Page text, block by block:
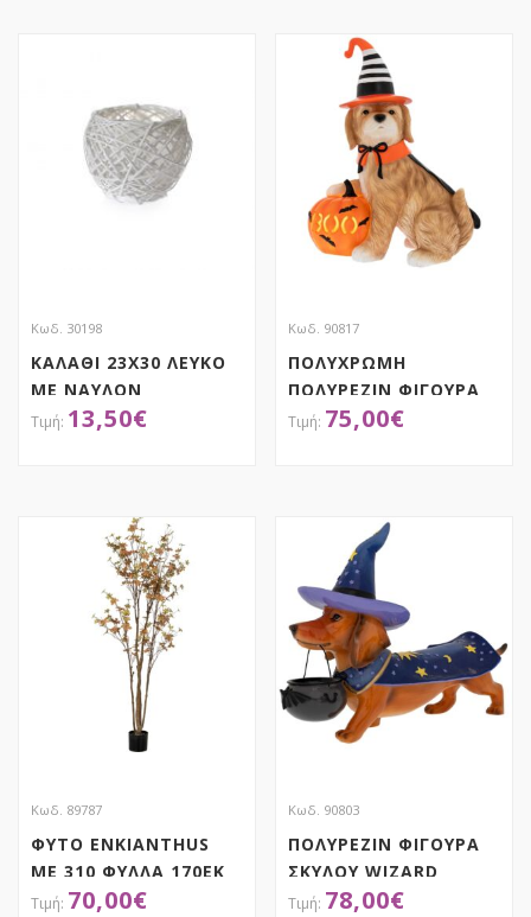
Κωδ. 30198
ΚΑΛΑΘΙ 23Χ30 ΛΕΥΚΟ
ΜΕ ΝΑΥΛΟΝ
13,50€
Κωδ. 90817
ΠΟΛΥΧΡΩΜΗ
ΠΟΛΥΡΕΖΙΝ ΦΙΓΟΥΡΑ
ΣΚΥΛΟΥ HALLOWEEN
75,00€
Κωδ. 89787
ΦΥΤΟ ENKIANTHUS
ΜΕ 310 ΦΥΛΛΑ 170ΕΚ
ΣΕ ΠΛΑΣΤΙΚΟ ΚΑΣΠΩ
70,00€
Κωδ. 90803
ΠΟΛΥΡΕΖΙΝ ΦΙΓΟΥΡΑ
ΣΚΥΛΟΥ WIZARD
22Χ55Χ37ΕΚ
78,00€